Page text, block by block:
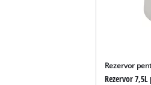
Rezervor
Rezervor